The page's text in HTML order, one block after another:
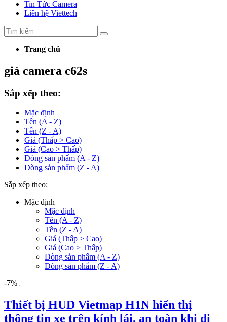
Tin Tức Camera
Liên hệ Viettech
Trang chủ
giá camera c62s
Sắp xếp theo:
Mặc định
Tên (A - Z)
Tên (Z - A)
Giá (Thấp > Cao)
Giá (Cao > Thấp)
Dòng sản phẩm (A - Z)
Dòng sản phẩm (Z - A)
Sắp xếp theo:
Mặc định
Mặc định
Tên (A - Z)
Tên (Z - A)
Giá (Thấp > Cao)
Giá (Cao > Thấp)
Dòng sản phẩm (A - Z)
Dòng sản phẩm (Z - A)
-7%
Thiết bị HUD Vietmap H1N hiển thị
thông tin xe trên kính lái, an toàn khi di